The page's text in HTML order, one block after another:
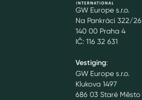
GW Europe s.r.o.
Na Pankráci 322/26
140 00 Praha 4
IČ: 116 32 631
Vestiging:
GW Europe s.r.o.
Klukova 1497
686 03 Staré Město